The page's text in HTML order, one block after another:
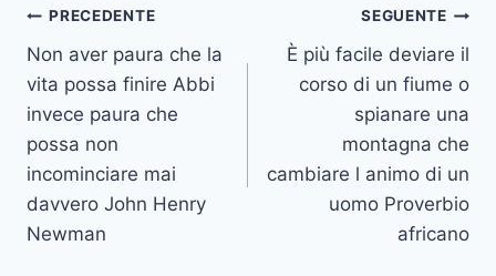
Navigazione
articoli
PRECEDENTE
Non aver paura che la
vita possa finire Abbi
invece paura che
possa non
incominciare mai
davvero John Henry
Newman
SEGUENTE
È più facile deviare il
corso di un fiume o
spianare una
montagna che
cambiare l animo di un
uomo Proverbio
africano